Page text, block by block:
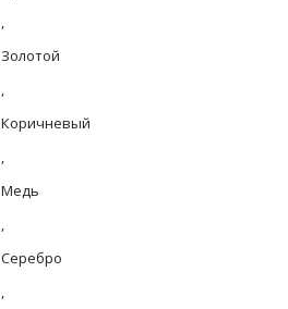
,
Золотой
,
Коричневый
,
Медь
,
Серебро
,